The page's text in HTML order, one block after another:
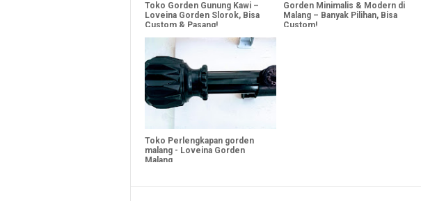
Toko Gorden Gunung Kawi –
Loveina Gorden Slorok, Bisa
Custom & Pasang!
Gorden Minimalis & Modern di
Malang – Banyak Pilihan, Bisa
Custom!
Toko Perlengkapan gorden
malang - Loveina Gorden
Malang